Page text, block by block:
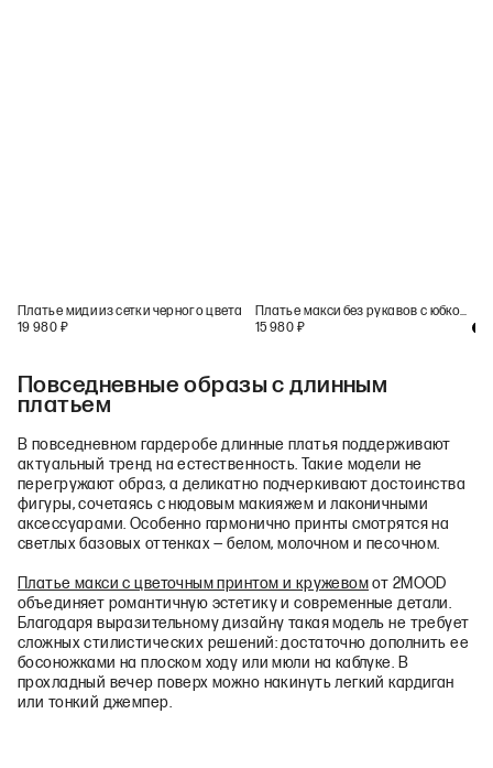
Платье миди из сетки черного цвета
19 980 ₽
Платье макси без рукавов с юбкой на запах черного цвета
15 980 ₽
Повседневные образы с длинным
платьем
В повседневном гардеробе длинные платья поддерживают
актуальный тренд на естественность. Такие модели не
перегружают образ, а деликатно подчеркивают достоинства
фигуры, сочетаясь с нюдовым макияжем и лаконичными
аксессуарами. Особенно гармонично принты смотрятся на
светлых базовых оттенках — белом, молочном и песочном.
Платье макси с цветочным принтом и кружевом от 2MOOD
объединяет романтичную эстетику и современные детали.
Благодаря выразительному дизайну такая модель не требует
сложных стилистических решений: достаточно дополнить ее
босоножками на плоском ходу или мюли на каблуке. В
прохладный вечер поверх можно накинуть легкий кардиган
или тонкий джемпер.